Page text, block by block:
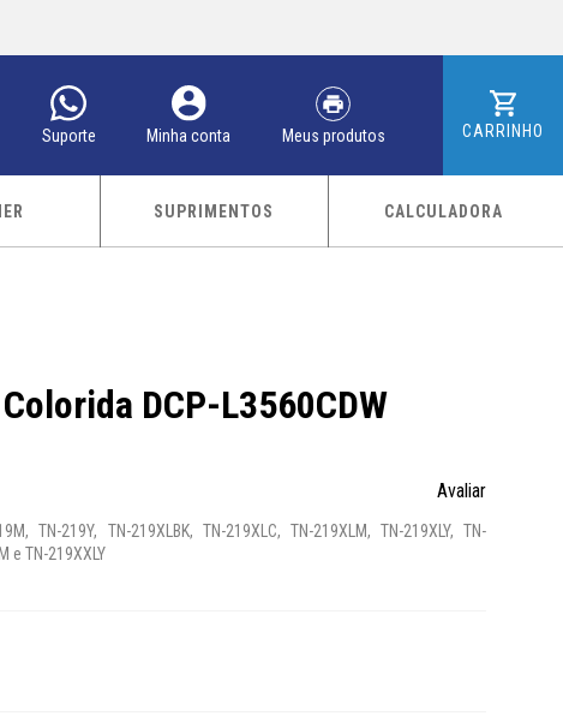
Suporte Minha conta Meus produtos CARRINHO
SUPRIMENTOS CALCULADORA
DCP-L3560CDW
Avaliar
TN-219Y, TN-219XLBK, TN-219XLC, TN-219XLM, TN-219XLY, TN-
e TN-219XXLY